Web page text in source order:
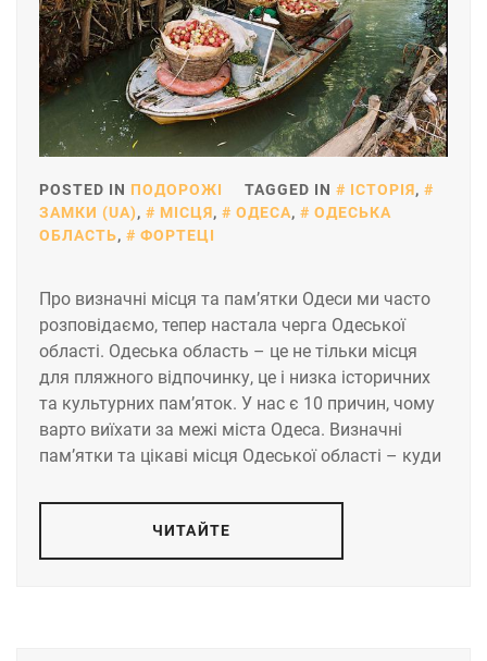
POSTED IN ПОДОРОЖІ TAGGED IN ІСТОРІЯ,
ЗАМКИ (UA), МІСЦЯ, ОДЕСА,
ОДЕСЬКА
ОБЛАСТЬ, ФОРТЕЦІ
Про визначні місця та пам’ятки Одеси ми часто
розповідаємо, тепер настала черга Одеської
області. Одеська область – це не тільки місця
для пляжного відпочинку, це і низка історичних
та культурних пам’яток. У нас є 10 причин, чому
варто виїхати за межі міста Одеса. Визначні
пам’ятки та цікаві місця Одеської області – куди
ЧИТАЙТЕ